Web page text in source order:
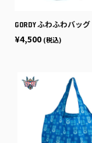
GORDY ふわふわバッグ
¥4,500 (税込)